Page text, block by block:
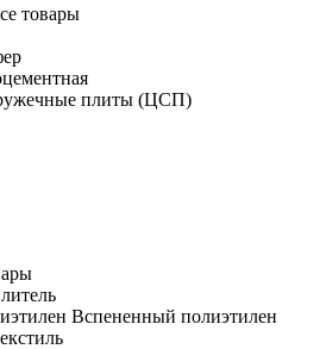
товары
плиты (ЦСП)
Вспененный полиэтилен